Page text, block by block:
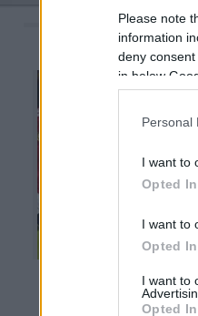
Please note
information
deny
in below
Personal
I want to
Opted In
I want to
Opted In
I want to
Opted In
3/08/26